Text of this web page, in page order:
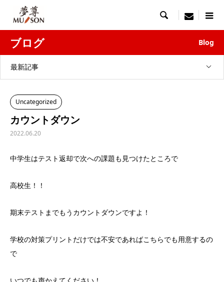
 menu
ブログ Blog
最新記事
Uncategorized
カウントダウン
2022.06.20
中学生はテスト返却で次への課題も見つけたところで
高校生！！
期末テストまでもうカウントダウンですよ！
学校の対策プリントだけでは不安であればこちらでも用意するの
で